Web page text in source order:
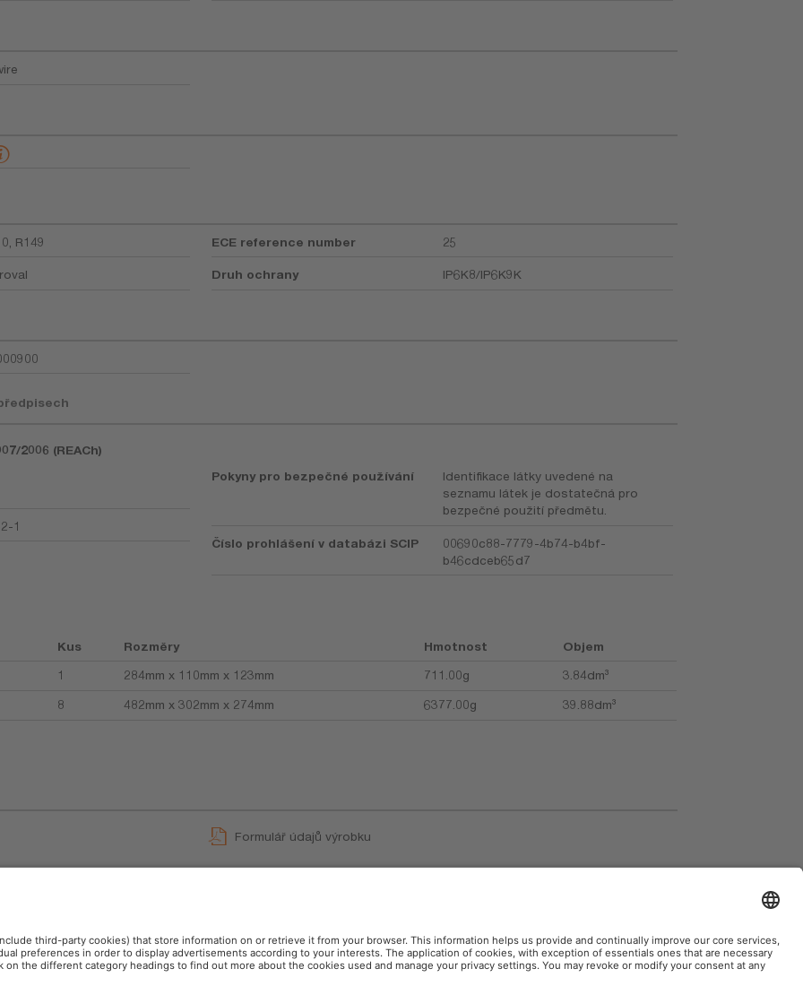
R149 ECE reference number 25
Druh ochrany IP6K8/IP6K9K
2006 (REACh)
1
Pokyny pro bezpečné používání
Identifikace látky uvedené na
seznamu látek je dostatečná pro
bezpečné použití předmětu.
Číslo prohlášení v databázi SCIP
00690c88-7779-4b74-b4bf-
b46cdceb65d7
Kus Rozměry Hmotnost
Objem
1 284mm x 110mm x 123mm 711.00g 3.84dm³
8 482mm x 302mm x 274mm 6377.00g 39.88dm³
Formulář údajů výrobku